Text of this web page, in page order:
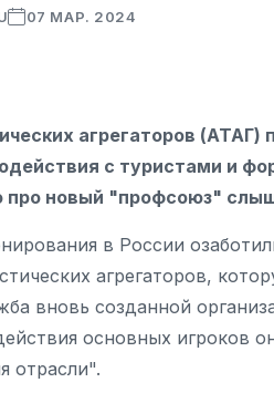
07 МАР. 2024
агрегаторов (АТАГ)
с туристами и
про новый "профсоюз"
в России
агрегаторов,
вновь созданной
основных игроков
отрасли".